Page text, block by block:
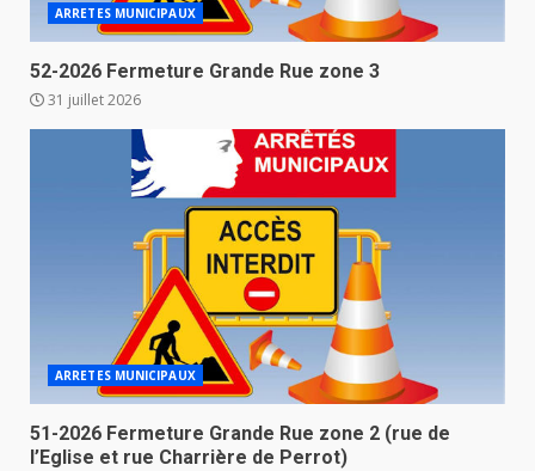
ARRETES MUNICIPAUX
52-2026 Fermeture Grande Rue zone 3
31 juillet 2026
ARRETES MUNICIPAUX
51-2026 Fermeture Grande Rue zone 2 (rue de
l’Eglise et rue Charrière de Perrot)